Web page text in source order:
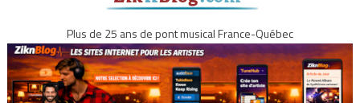
Plus de 25 ans de pont musical France-Québec